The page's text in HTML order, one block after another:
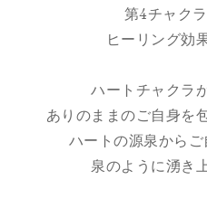
第4チャク
ヒーリング効
ハートチャクラ
ありのままのご自身を
ハートの源泉から
泉のように湧き